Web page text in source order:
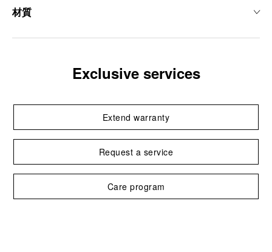
材質
Exclusive services
Extend warranty
Request a service
Care program